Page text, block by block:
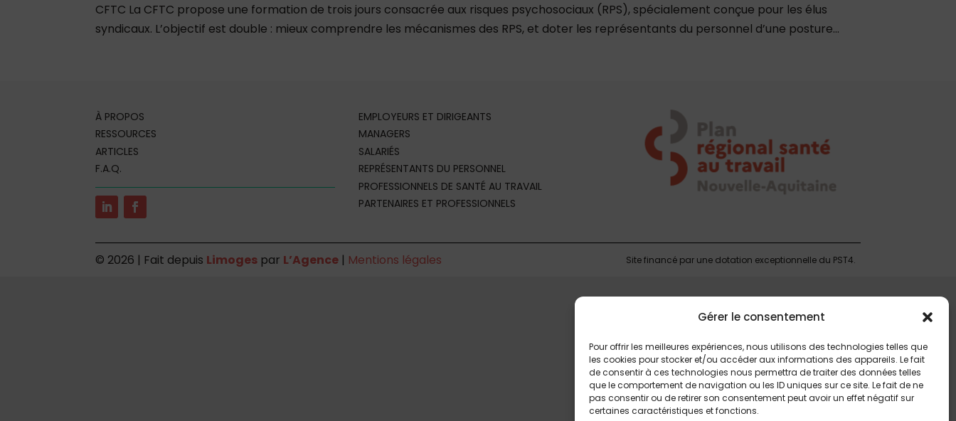
Gérer le consentement
Pour offrir les meilleures expériences, nous utilisons des technologies telles que
les cookies pour stocker et/ou accéder aux informations des appareils. Le fait
de consentir à ces technologies nous permettra de traiter des données telles
que le comportement de navigation ou les ID uniques sur ce site. Le fait de ne
pas consentir ou de retirer son consentement peut avoir un effet négatif sur
certaines caractéristiques et fonctions.
CFTC La CFTC propose une formation de trois jours consacrée aux risques psychosociaux (RPS), spécialement conçue pour les élus
syndicaux. L’objectif est double : mieux comprendre les mécanismes des RPS, et doter les représentants du personnel d’une posture...
À PROPOS
RESSOURCES
ARTICLES
F.A.Q.
EMPLOYEURS ET DIRIGEANTS
MANAGERS
SALARIÉS
REPRÉSENTANTS DU PERSONNEL
PROFESSIONNELS DE SANTÉ AU TRAVAIL
PARTENAIRES ET PROFESSIONNELS
© 2026 | Fait depuis Limoges par L’Agence | Mentions légales Site financé par une dotation exceptionnelle du PST4.